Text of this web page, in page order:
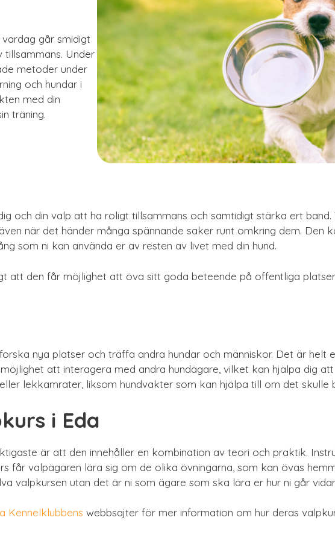
går smidigt
Under
metoder under
och hundar i
med din
träning.
och din valp att ha roligt tillsammans och samtidigt stärka ert band.
när det händer många spännande saker runt omkring dem. Den
som ni kan använda er av resten av livet med din hund.
att den får möjlighet att öva sitt goda beteende på offentliga
nya platser och träffa andra hundar och människor. Det är helt
att interagera med andra hundägare, vilket kan hjälpa dig
lekkamrater, liksom hundvakter som kan hjälpa till om det skulle
i Eda
är att den innehåller en kombination av teori och praktik.
får valpägaren lära sig om de olika övningarna, som kan övas
valpkursen utan det är ni som ägare som ska lära er hur ni går
Kennelklubbens webbsajter för mer information om hur deras